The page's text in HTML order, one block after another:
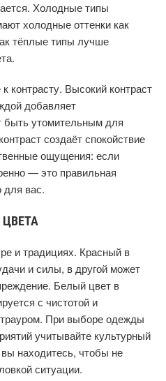
Холодные типы
холодные оттенки как
тёплые типы лучше
контрасту. Высокий контраст
добавляет
быть утомительным для
создаёт спокойствие
ощущения: если
— это правильная
для вас.
и традициях. Красный в
и силы, в другой может
Белый цвет в
с чистотой и
При выборе одежды
учитывайте культурный
вы находитесь, чтобы не
ситуации.